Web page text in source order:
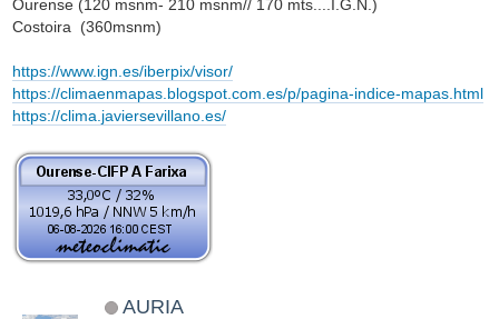
Ourense (120 msnm- 210 msnm// 170 mts....I.G.N.)
Costoira (360msnm)
https://www.ign.es/iberpix/visor/
https://climaenmapas.blogspot.com.es/p/pagina-indice-mapas.html
https://clima.javiersevillano.es/
AURIA